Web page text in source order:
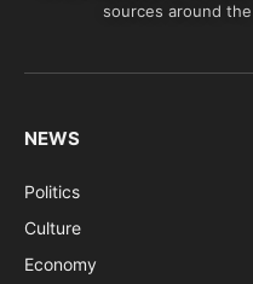
sources around the
NEWS
Politics
Culture
Economy